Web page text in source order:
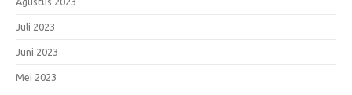
Juli 2023
Juni 2023
Mei 2023